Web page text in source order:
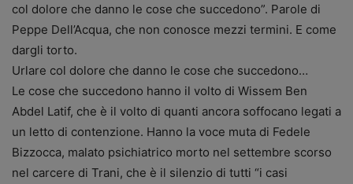
col dolore che danno le cose che succedono”. Parole di
Peppe Dell’Acqua, che non conosce mezzi termini. E come
dargli torto.
Urlare col dolore che danno le cose che succedono…
Le cose che succedono hanno il volto di Wissem Ben
Abdel Latif, che è il volto di quanti ancora soffocano legati a
un letto di contenzione. Hanno la voce muta di Fedele
Bizzocca, malato psichiatrico morto nel settembre scorso
nel carcere di Trani, che è il silenzio di tutti “i casi